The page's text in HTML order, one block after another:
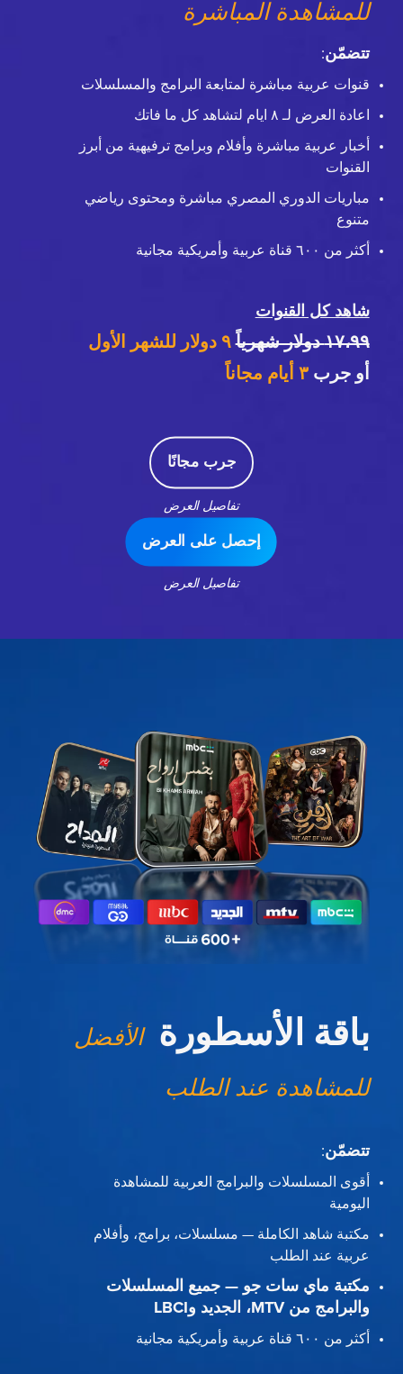
للمشاهدة المباشرة
تتضمّن:
قنوات عربية مباشرة لمتابعة البرامج والمسلسلات
اعادة العرض لـ ٨ ايام لتشاهد كل ما فاتك
أخبار عربية مباشرة وأفلام وبرامج ترفيهية من أبرز
القنوات
مباريات الدوري المصري مباشرة ومحتوى رياضي
متنوع
أكثر من ٦٠٠ قناة عربية وأمريكية مجانية
شاهد كل القنوات
١٧،٩٩ دولار شهرياً
٩ دولار للشهر الأول
أو جرب٣ أيام مجاناً
جرب مجانًا
تفاصيل العرض
إحصل على العرض
تفاصيل العرض
باقة الأسطورة الأفضل
للمشاهدة عند الطلب
تتضمّن:
أقوى المسلسلات والبرامج العربية للمشاهدة
اليومية
مكتبة شاهد الكاملة — مسلسلات، برامج، وأفلام
عربية عند الطلب
مكتبة ماي سات جو — جميع المسلسلات
والبرامج من MTV، الجديد وLBCI
أكثر من ٦٠٠ قناة عربية وأمريكية مجانية